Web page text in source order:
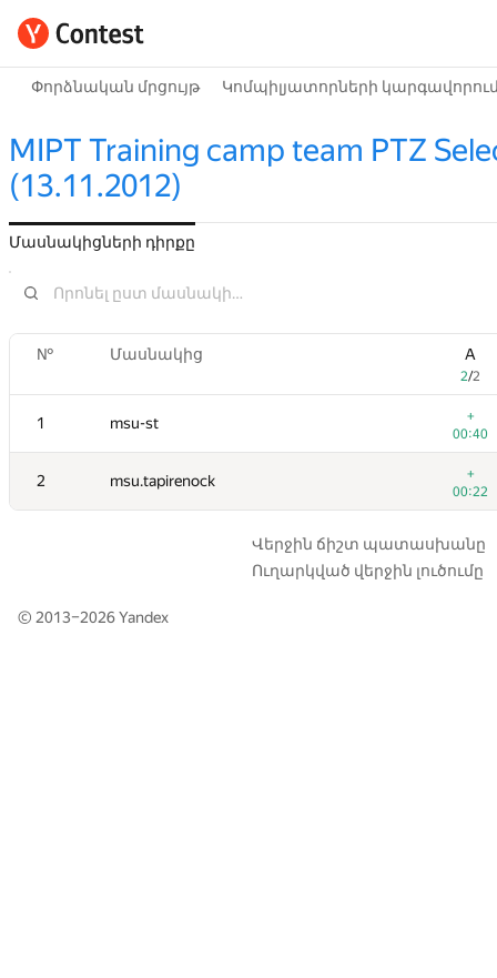
Փորձնական մրցույթ Կոմպիլյատորների
MIPT Training camp team PTZ
(13.11.2012)
Մասնակիցների դիրքը
№ Մասնակից A
2/2
1 msu-st
+
00:40
2 msu.tapirenock
+
00:22
№ Մասնակից A
2/2
1 msu-st
+
00:40
2 msu.tapirenock
+
00:22
Վերջին ճիշտ պատասխանը
Ուղարկված վերջին լուծումը
© 2013–2026Yandex